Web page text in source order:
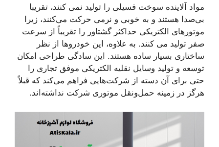
مواد آلاینده سوخت فسیلی را تولید نمی کنند، تقریبا
بی‌صدا هستند و به خوبی و نرمی حرکت می‌کنند، زیرا
موتورهای الکتریکی حداکثر گشتاور را تقریباً از سرعت
صفر تولید می کنند. به علاوه، این خودروها از نظر
ساختاری بسیار ساده هستند. این سادگی طراحی امکان
توسعه و تولید وسایل نقلیه الکتریکی موفق تجاری را
حتی برای آن دسته از شرکت‌هایی فراهم می‌کند که قبلاً
هرگز در زمینه حمل‌ونقل موتوری شرکت نداشته‌اند.